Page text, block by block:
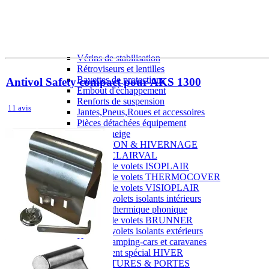
Vérins de stabilisation
Rétroviseurs et lentilles
Bavettes de protections
Embout d'échappement
Renforts de suspension
Jantes,Pneus,Roues et accessoires
Pièces détachées équipement
Chaînes neige
ISOLATION & HIVERNAGE
Gamme CLAIRVAL
Gamme de volets ISOPLAIR
Gamme de volets THERMOCOVER
Gamme de volets VISIOPLAIR
Rideaux volets isolants intérieurs
Isolation thermique phonique
Gamme de volets BRUNNER
Rideaux volets isolants extérieurs
Housse camping-cars et caravanes
Equipement spécial HIVER
OUVERTURES & PORTES
Antivol Safety compact pour AKS 1300
11 avis